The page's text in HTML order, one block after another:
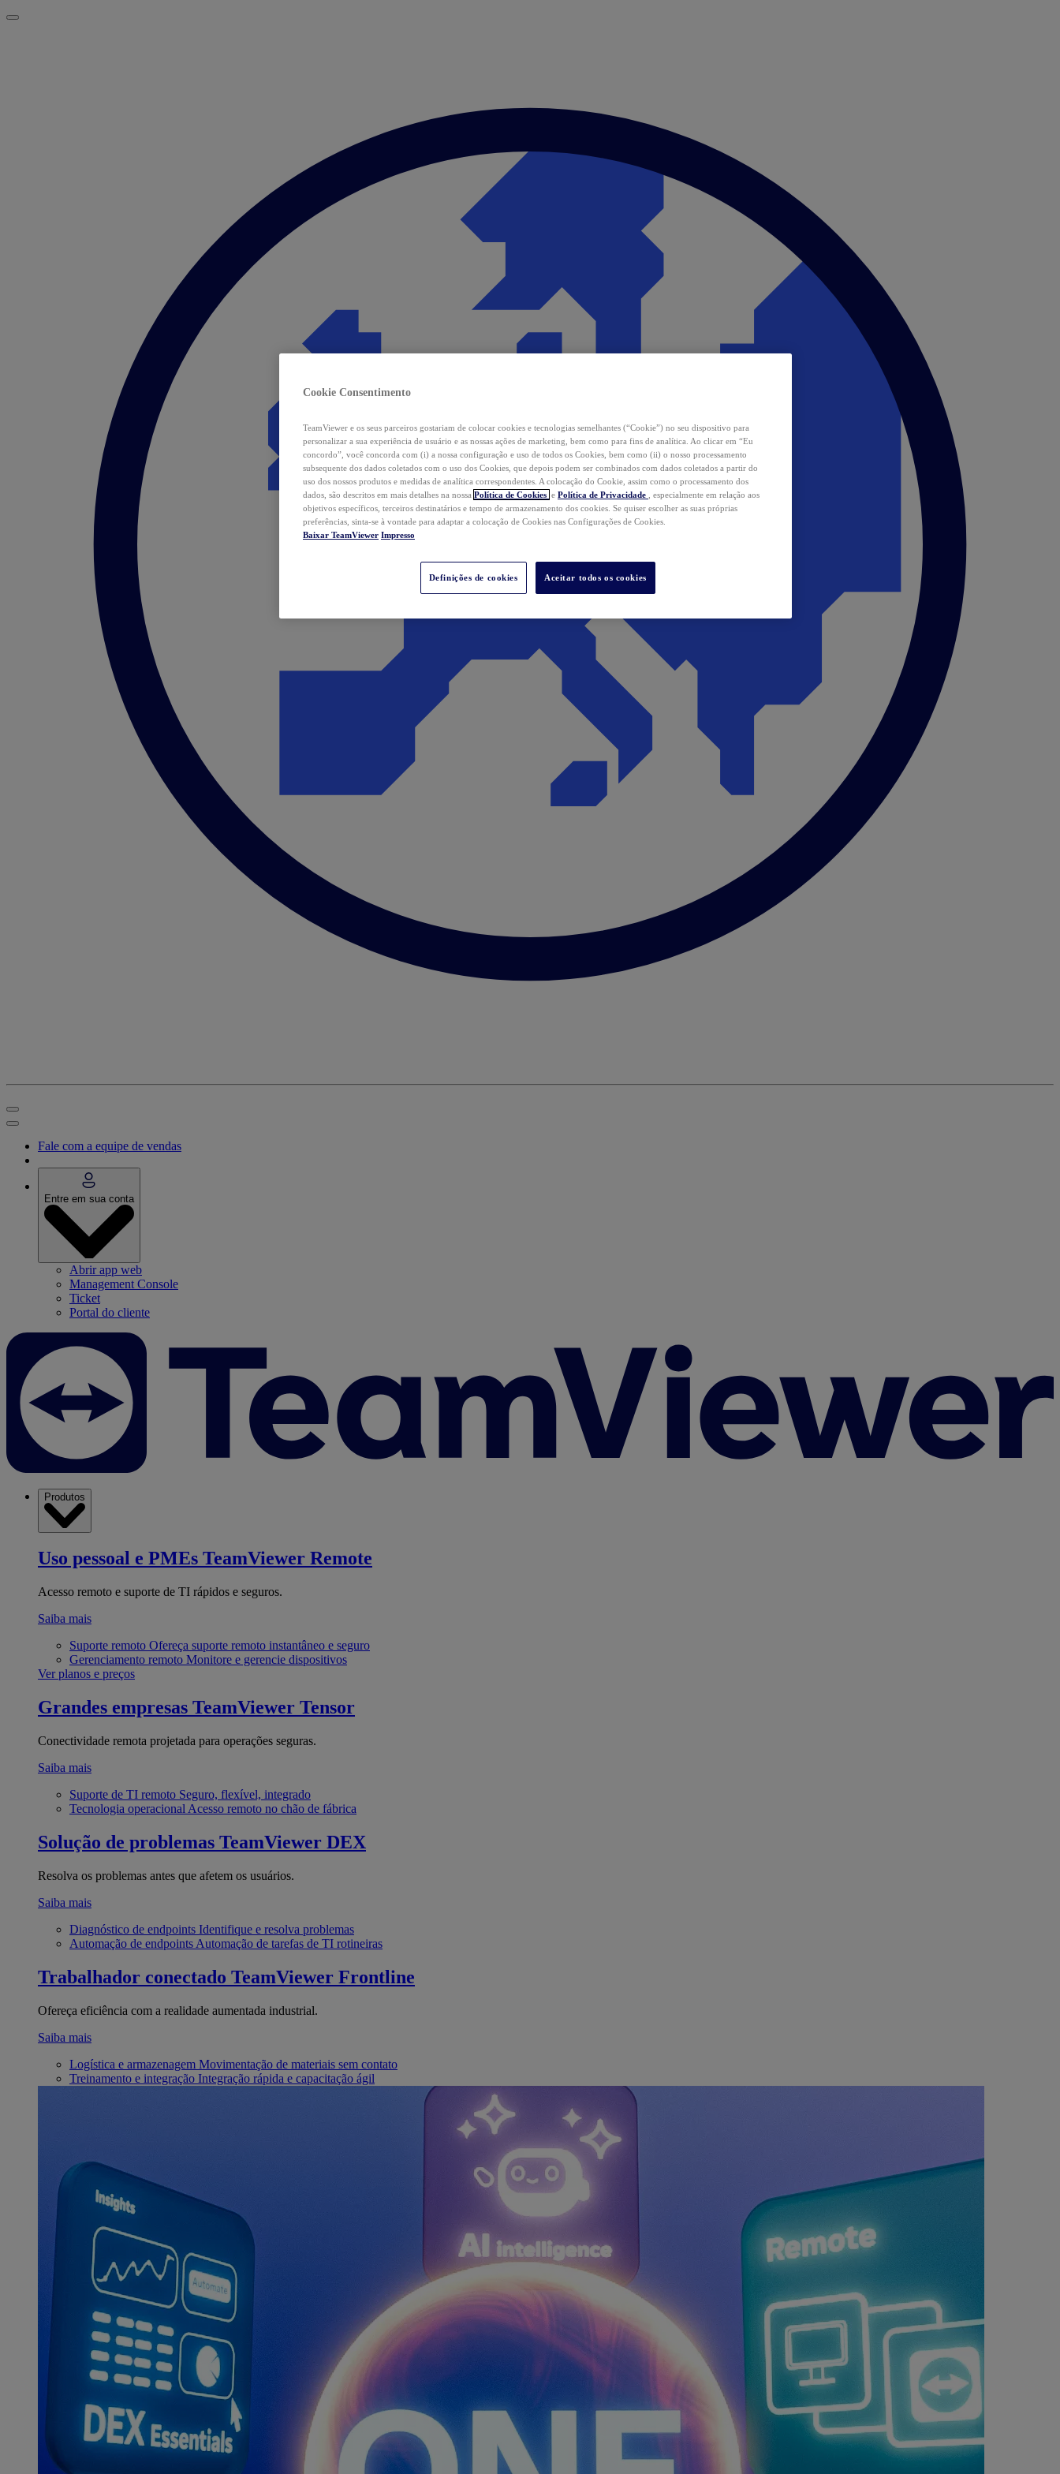
Fale com a equipe de vendas
Entre em sua conta
Abrir app web
Management Console
Ticket
Portal do cliente
Produtos
Uso pessoal e PMEs TeamViewer Remote
Acesso remoto e suporte de TI rápidos e seguros.
Saiba mais
Suporte remoto Ofereça suporte remoto instantâneo e seguro
Gerenciamento remoto Monitore e gerencie dispositivos
Ver planos e preços
Grandes empresas TeamViewer Tensor
Conectividade remota projetada para operações seguras.
Saiba mais
Suporte de TI remoto Seguro, flexível, integrado
Tecnologia operacional Acesso remoto no chão de fábrica
Solução de problemas TeamViewer DEX
Resolva os problemas antes que afetem os usuários.
Saiba mais
Diagnóstico de endpoints Identifique e resolva problemas
Automação de endpoints Automação de tarefas de TI rotineiras
Trabalhador conectado TeamViewer Frontline
Ofereça eficiência com a realidade aumentada industrial.
Saiba mais
Logística e armazenagem Movimentação de materiais sem contato
Treinamento e integração Integração rápida e capacitação ágil
Cookie Consentimento
TeamViewer e os seus parceiros gostariam de colocar cookies e tecnologias semelhantes (“Cookie”) no seu dispositivo para
personalizar a sua experiência de usuário e as nossas ações de marketing, bem como para fins de analítica. Ao clicar em “Eu
concordo”, você concorda com (i) a nossa configuração e uso de todos os Cookies, bem como (ii) o nosso processamento
subsequente dos dados coletados com o uso dos Cookies, que depois podem ser combinados com dados coletados a partir do
uso dos nossos produtos e medidas de analítica correspondentes. A colocação do Cookie, assim como o processamento dos
dados, são descritos em mais detalhes na nossa Política de Cookies e Política de Privacidade
, especialmente em relação aos
objetivos específicos, terceiros destinatários e tempo de armazenamento dos cookies. Se quiser escolher as suas próprias
preferências, sinta-se à vontade para adaptar a colocação de Cookies nas Configurações de Cookies.
Baixar TeamViewer Impresso
Definições de cookies Aceitar todos os cookies